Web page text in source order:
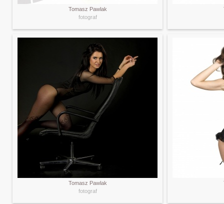
Tomasz Pawlak
fotograf
Tomasz Pawlak
fotograf